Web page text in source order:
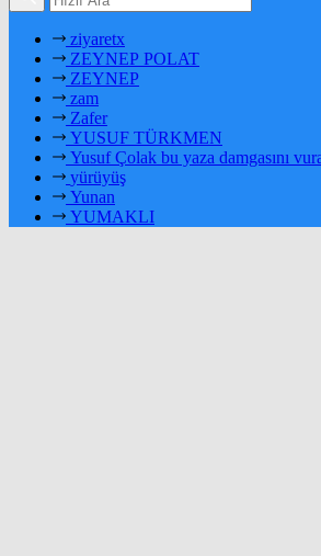
ziyaretx
ZEYNEP POLAT
ZEYNEP
zam
Zafer
YUSUF TÜRKMEN
Yusuf Çolak bu yaza damgasını
yürüyüş
Yunan
YUMAKLI